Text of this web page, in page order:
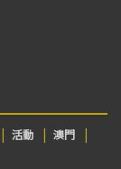
活動
澳門